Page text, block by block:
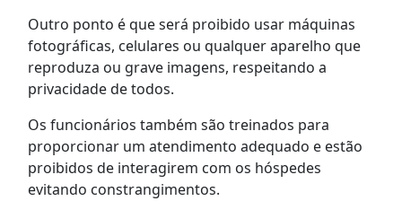
Outro ponto é que será proibido usar máquinas
fotográficas, celulares ou qualquer aparelho que
reproduza ou grave imagens, respeitando a
privacidade de todos.
Os funcionários também são treinados para
proporcionar um atendimento adequado e estão
proibidos de interagirem com os hóspedes
evitando constrangimentos.